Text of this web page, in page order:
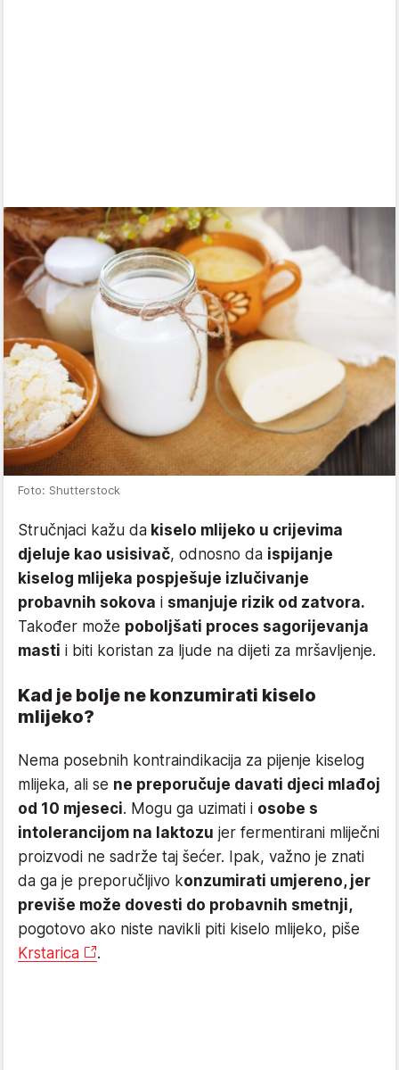
Foto: Shutterstock
Stručnjaci kažu da kiselo mlijeko u crijevima
djeluje kao usisivač, odnosno da ispijanje
kiselog mlijeka pospješuje izlučivanje
probavnih sokova i smanjuje rizik od zatvora.
Također može poboljšati proces sagorijevanja
masti i biti koristan za ljude na dijeti za mršavljenje.
Kad je bolje ne konzumirati kiselo
mlijeko?
Nema posebnih kontraindikacija za pijenje kiselog
mlijeka, ali se ne preporučuje davati djeci mlađoj
od 10 mjeseci. Mogu ga uzimati i osobe s
intolerancijom na laktozu jer fermentirani mliječni
proizvodi ne sadrže taj šećer. Ipak, važno je znati
da ga je preporučljivo konzumirati umjereno, jer
previše može dovesti do probavnih smetnji,
pogotovo ako niste navikli piti kiselo mlijeko, piše
Krstarica
.